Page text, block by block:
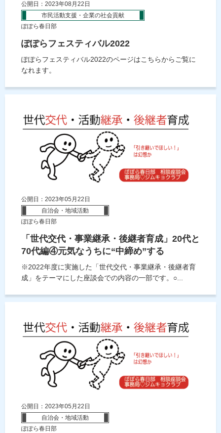
公開日：2023年08月22日
市民活動支援・企業の社会貢献
ぽぽら春日部
ぽぽらフェスティバル2022
ぽぽらフェスティバル2022のページはこちらからご覧に
なれます。
公開日：2023年05月22日
自治会・地域活動
ぽぽら春日部
「世代交代・事業継承・後継者育成」20代と
70代編④元気なうちに“中締め”する
※2022年度に実施した「世代交代・事業継承・後継者育
成」をテーマにした座談会での内容の一部です。○...
公開日：2023年05月22日
自治会・地域活動
ぽぽら春日部